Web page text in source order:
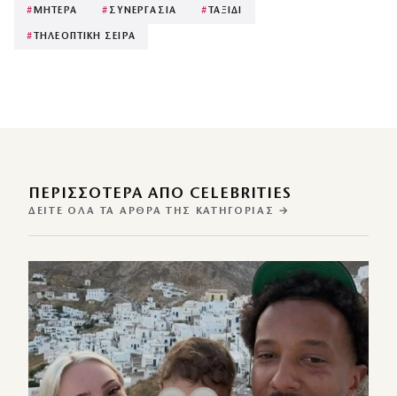
# ΜΗΤΕΡΑ # ΣΥΝΕΡΓΑΣΙΑ # ΤΑΞΙΔΙ
# ΤΗΛΕΟΠΤΙΚΗ ΣΕΙΡΑ
ΠΕΡΙΣΣΌΤΕΡΑ ΑΠΌ CELEBRITIES
ΔΕΊΤΕ ΌΛΑ ΤΑ ΆΡΘΡΑ ΤΗΣ ΚΑΤΗΓΟΡΊΑΣ →